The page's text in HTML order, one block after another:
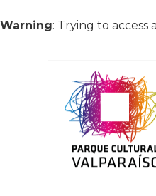
Warning: Trying to access